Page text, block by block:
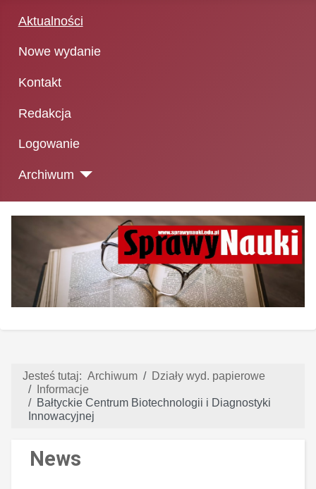
Aktualności
Nowe wydanie
Kontakt
Redakcja
Logowanie
Archiwum
Jesteś tutaj: Archiwum
Działy wyd. papierowe
Informacje
Bałtyckie Centrum Biotechnologii i Diagnostyki
Innowacyjnej
News